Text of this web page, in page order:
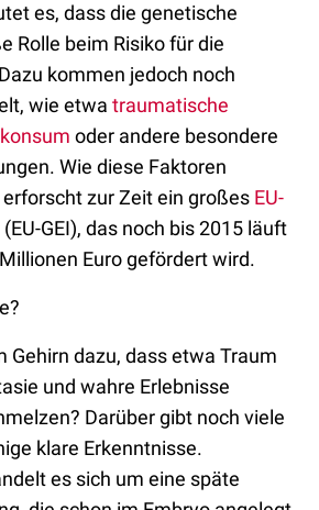
es, dass die genetische
Rolle beim Risiko für die
kommen jedoch noch
wie etwa traumatische
oder andere besondere
Wie diese Faktoren
zur Zeit ein großes EU-
(EU-GEI), das noch bis 2015 läuft
Euro gefördert wird.
Gehirn dazu, dass etwa Traum
und wahre Erlebnisse
Darüber gibt noch viele
klare Erkenntnisse.
es sich um eine späte